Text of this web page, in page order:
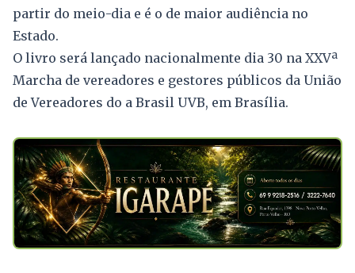
partir do meio-dia e é o de maior audiência no
Estado.
O livro será lançado nacionalmente dia 30 na XXVª
Marcha de vereadores e gestores públicos da União
de Vereadores do a Brasil UVB, em Brasília.